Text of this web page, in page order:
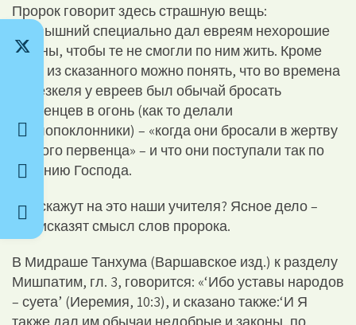
Пророк говорит здесь страшную вещь:
Всевышний специально дал евреям нехорошие
законы, чтобы те не смогли по ним жить. Кроме
того, из сказанного можно понять, что во времена
Иехезкеля у евреев был обычай бросать
первенцев в огонь (как то делали
идолопоклонники) – «когда они бросали в жертву
всякого первенца» – и что они поступали так по
велению Господа.
Что скажут на это наши учителя? Ясное дело –
они исказят смысл слов пророка.
В Мидраше Танхума (Варшавское изд.) к разделу
Мишпатим, гл. 3, говорится: «‘Ибо уставы народов
– суета’ (Иеремия, 10:3), и сказано также:‘И Я
также дал им обычаи недобрые и законы, по